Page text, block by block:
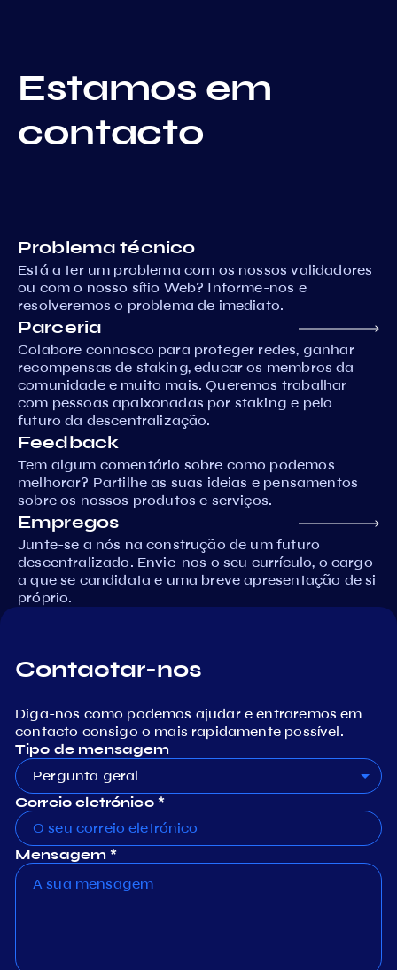
Estamos em
contacto
Problema técnico
Está a ter um problema com os nossos validadores
ou com o nosso sítio Web? Informe-nos e
resolveremos o problema de imediato.
Parceria
Colabore connosco para proteger redes, ganhar
recompensas de staking, educar os membros da
comunidade e muito mais. Queremos trabalhar
com pessoas apaixonadas por staking e pelo
futuro da descentralização.
Feedback
Tem algum comentário sobre como podemos
melhorar? Partilhe as suas ideias e pensamentos
sobre os nossos produtos e serviços.
Empregos
Junte-se a nós na construção de um futuro
descentralizado. Envie-nos o seu currículo, o cargo
a que se candidata e uma breve apresentação de si
próprio.
Contactar-nos
Diga-nos como podemos ajudar e entraremos em
contacto consigo o mais rapidamente possível.
Tipo de mensagem
Pergunta geral
Correio eletrónico *
Mensagem *